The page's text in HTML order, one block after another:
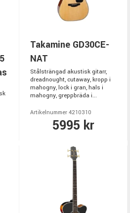
Takamine GD30CE-
NAT
Stålsträngad akustisk gitarr,
dreadnought, cutaway, kropp i
mahogny, lock i gran, hals i
mahogny, greppbräda i...
Artikelnummer 4210310
5995 kr